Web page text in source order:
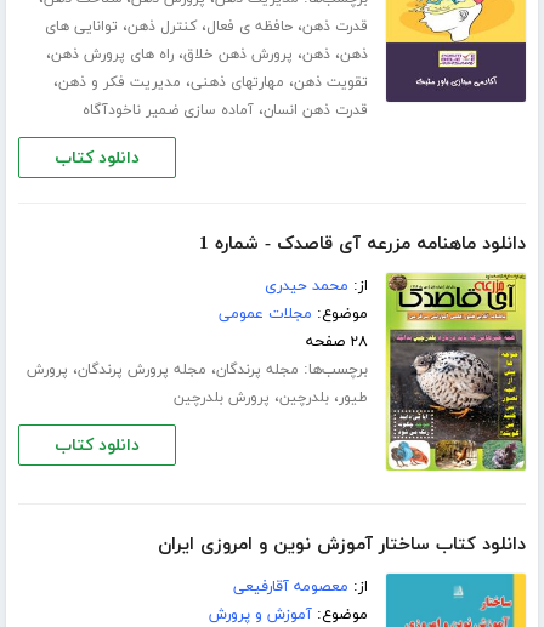
قدرت ذهن،حافظه ی فعال،کنترل ذهن، توانایی های
ذهن،ذهن، پرورش ذهن خلاق،راه های پرورش ذهن،
تقویت ذهن، مهارت­های ذهنی، مدیریت فکر و ذهن،
قدرت ذهن انسان،آماده سازی ضمیر ناخودآگاه
دانلود کتاب
دانلود ماهنامه مزرعه آی قاصدک - شماره 1
از: محمد حیدری
موضوع: مجلات عمومی
۲۸ صفحه
برچسب‌ها: مجله پرندگان، مجله پرورش پرندگان، پرورش
طیور،بلدرچین، پرورش بلدرچین
دانلود کتاب
دانلود کتاب ساختار آموزش نوین و امروزی ایران
از: معصومه آقارفیعی
موضوع:آموزش و پرورش